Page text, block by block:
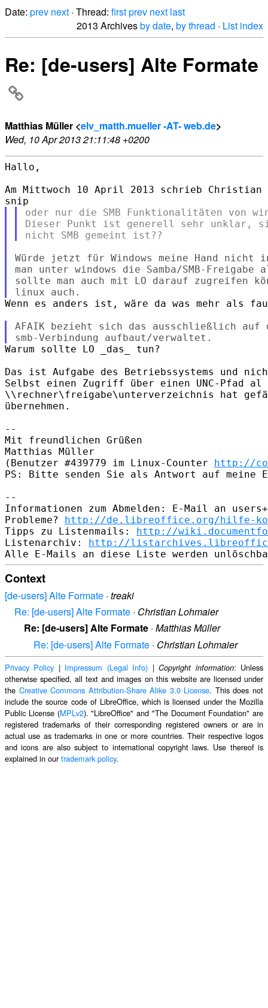
Date: prev next · Thread: firstprev next last
2013 Archivesby date, by thread · List index
Re: [de-users] Alte Formate
Matthias Müller <elv_matth.mueller -AT- web.de>
Wed, 10 Apr 2013 21:11:48 +0200
Hallo,
Am Mittwoch 10 April 2013 schrieb Christian
oder nur die SMB Funktionalitäten von
Dieser Punkt ist generell sehr unklar,
Würde jetzt für Windows meine Hand nicht
man unter windows die Samba/SMB-
sollte man auch mit LO darauf zugreifen
Wenn es anders ist, wäre da was mehr als
AFAIK bezieht sich das ausschließlich
Warum sollte LO _das_ tun?
Das ist Aufgabe des Betriebssystems und
Selbst einen Zugriff über einen UNC-Pfad al
\\rechner\freigabe\unterverzeichnis hat
übernehmen.
--
Mit freundlichen Grüßen
Matthias Müller
(Benutzer #439779 im Linux-Counter http://
PS: Bitte senden Sie als Antwort auf meine
--
Informationen zum Abmelden: E-Mail an
Probleme? http://de.libreoffice.org/hilfe-
Tipps zu Listenmails: http://
Listenarchiv: http://
Context
[de-users] Alte Formate · treaki
Re: [de-users] Alte Formate · Christian Lohmaier
Re: [de-users] Alte Formate · Matthias Müller
Re: [de-users] Alte Formate · Christian Lohmaier
Privacy Policy | Impressum (Legal Info) |Copyright information: Unless
otherwise specified, all text and images on this website are licensed under
the Creative Commons Attribution-Share Alike 3.0 License. This does not
include the source code of LibreOffice, which is licensed under the Mozilla
Public License (MPLv2). "LibreOffice" and "The Document Foundation" are
registered trademarks of their corresponding registered owners or are in
actual use as trademarks in one or more countries. Their respective logos
and icons are also subject to international copyright laws. Use thereof is
explained in ourtrademark policy.